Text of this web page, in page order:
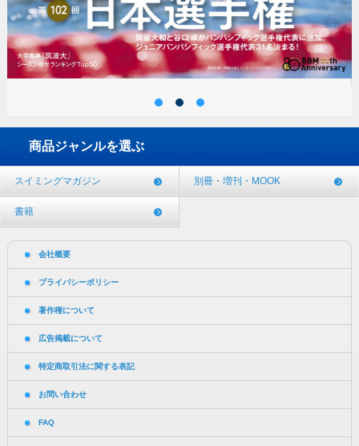
商品ジャンルを選ぶ
スイミングマガジン 別冊・増刊・MOOK
書籍
会社概要
プライバシーポリシー
著作権について
広告掲載について
特定商取引法に関する表記
お問い合わせ
FAQ